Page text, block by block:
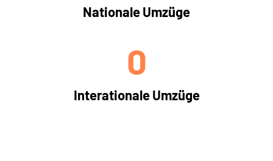
Nationale Umzüge
Interationale Umzüge
0